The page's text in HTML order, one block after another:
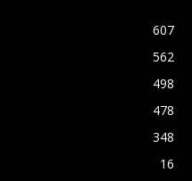
607
562
498
478
348
16